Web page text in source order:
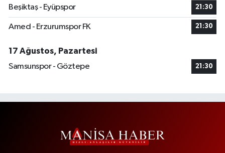
Beşiktaş - Eyüpspor 21:30
Amed - Erzurumspor FK 21:30
17 Ağustos, Pazartesi
Samsunspor - Göztepe
21:30